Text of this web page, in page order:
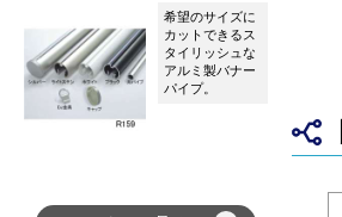
希望のサイズに
カットできるス
タイリッシュな
アルミ製バナー
パイプ。